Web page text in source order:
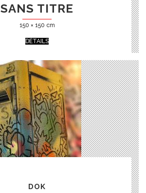
SANS TITRE
150 × 150 cm
DÉTAILS
DOK